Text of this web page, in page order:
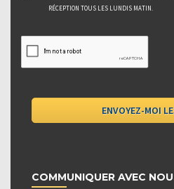
RÉCEPTION TOUS LES LUNDIS MATIN.
COMMUNIQUER AVEC